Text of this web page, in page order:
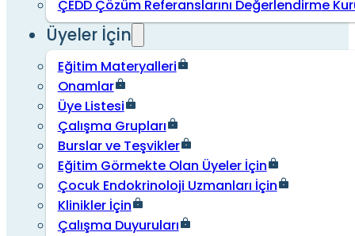
ÇEDD Çözüm Referanslarını Değerlendirme
Üyeler İçin
Eğitim Materyalleri
Onamlar
Üye Listesi
Çalışma Grupları
Burslar ve Teşvikler
Eğitim Görmekte Olan Üyeler İçin
Çocuk Endokrinoloji Uzmanları İçin
Klinikler İçin
Çalışma Duyuruları